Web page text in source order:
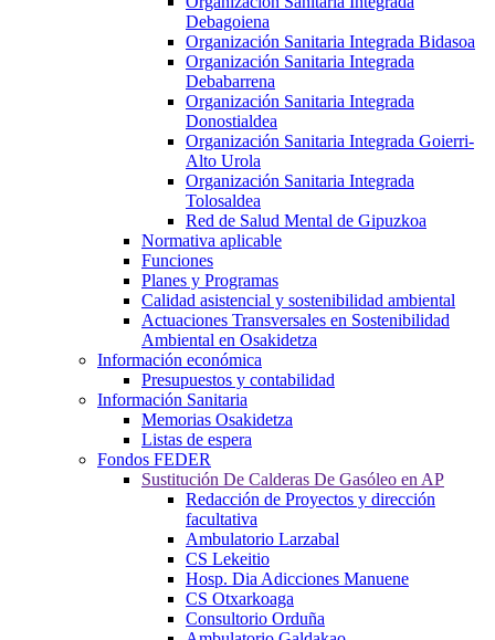
Debagoiena
Organización Sanitaria Integrada Bidasoa
Organización Sanitaria Integrada
Debabarrena
Organización Sanitaria Integrada
Donostialdea
Organización Sanitaria Integrada Goierri-
Alto Urola
Organización Sanitaria Integrada
Tolosaldea
Red de Salud Mental de Gipuzkoa
Normativa aplicable
Funciones
Planes y Programas
Calidad asistencial y sostenibilidad ambiental
Actuaciones Transversales en Sostenibilidad
Ambiental en Osakidetza
Información económica
Presupuestos y contabilidad
Información Sanitaria
Memorias Osakidetza
Listas de espera
Fondos FEDER
Sustitución De Calderas De Gasóleo en AP
Redacción de Proyectos y dirección
facultativa
Ambulatorio Larzabal
CS Lekeitio
Hosp. Dia Adicciones Manuene
CS Otxarkoaga
Consultorio Orduña